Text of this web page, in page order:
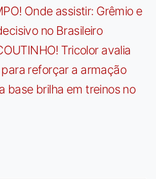
Onde assistir: Grêmio e
no Brasileiro
Tricolor avalia
reforçar a armação
base brilha em treinos no